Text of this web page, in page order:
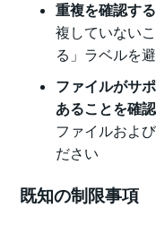
重複を確認する
複していない
る」ラベルを
ファイルがサ
あることを確
ファイルおよび
ださい
既知の制限事項